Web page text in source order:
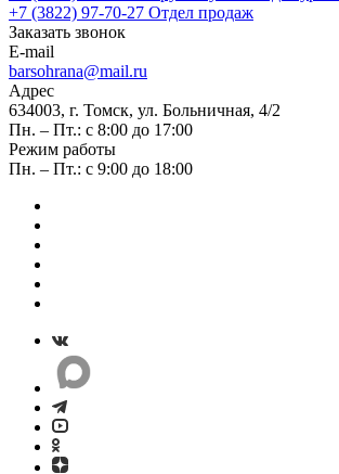
+7 (3822) 97-70-27 Отдел продаж
Заказать звонок
E-mail
barsohrana@mail.ru
Адрес
634003, г. Томск, ул. Больничная, 4/2
Пн. – Пт.: с 8:00 до 17:00
Режим работы
Пн. – Пт.: с 9:00 до 18:00